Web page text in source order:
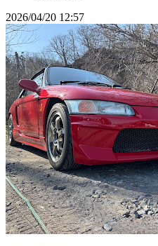
2026/04/20 12:57